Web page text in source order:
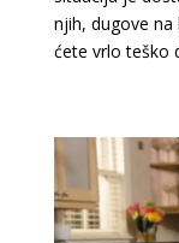
njih, dugove
ćete vrlo teško